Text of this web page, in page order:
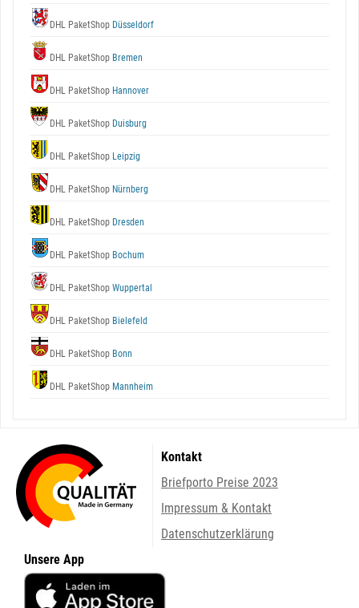
DHL PaketShop Düsseldorf
DHL PaketShop Bremen
DHL PaketShop Hannover
DHL PaketShop Duisburg
DHL PaketShop Leipzig
DHL PaketShop Nürnberg
DHL PaketShop Dresden
DHL PaketShop Bochum
DHL PaketShop Wuppertal
DHL PaketShop Bielefeld
DHL PaketShop Bonn
DHL PaketShop Mannheim
Kontakt
Briefporto Preise 2023
Impressum & Kontakt
Datenschutzerklärung
Unsere App